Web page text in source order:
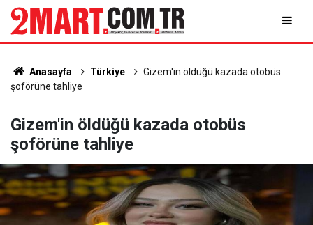
Anasayfa Türkiye
Gizem'in öldüğü kazada otobüs
şoförüne tahliye
Gizem'in öldüğü kazada otobüs
şoförüne tahliye